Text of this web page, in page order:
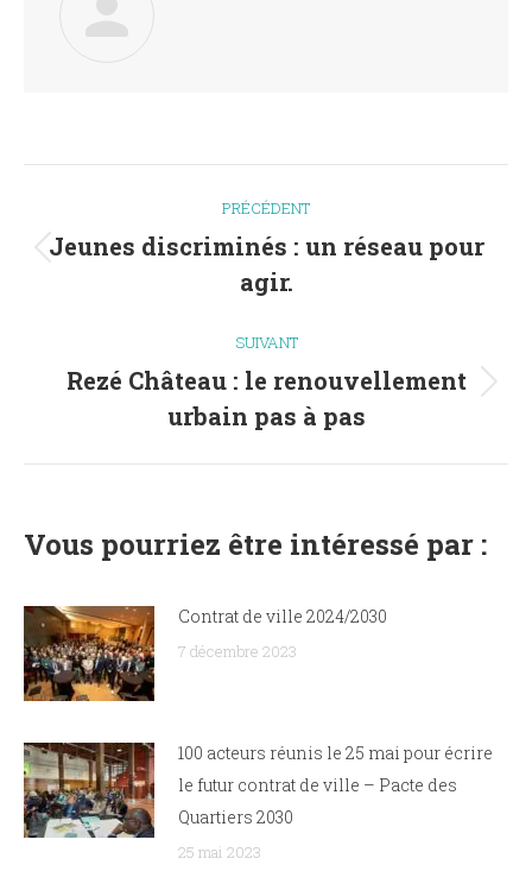
Navigation
article
PRÉCÉDENT
Article
précédent
Jeunes discriminés : un réseau pour
agir.
SUIVANT
Article
suivant
:
Rezé Château : le renouvellement
urbain pas à pas
Vous pourriez être intéressé par :
Contrat de ville 2024/2030
7 décembre 2023
100 acteurs réunis le 25 mai pour écrire
le futur contrat de ville – Pacte des
Quartiers 2030
25 mai 2023